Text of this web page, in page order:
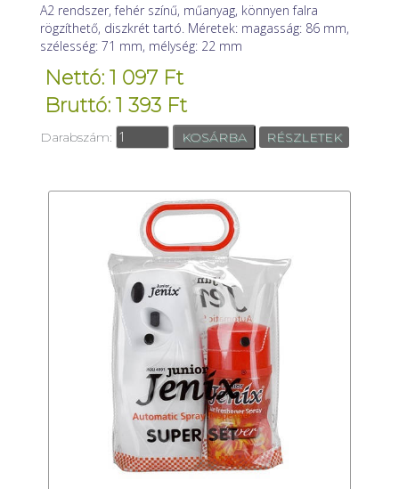
A2 rendszer, fehér színű, műanyag, könnyen falra
rögzíthető, diszkrét tartó. Méretek: magasság: 86 mm,
szélesség: 71 mm, mélység: 22 mm
Nettó: 1 097 Ft
Bruttó: 1 393 Ft
Darabszám: RÉSZLETEK